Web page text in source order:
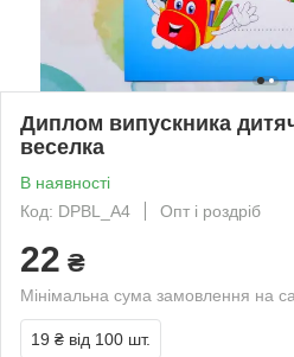
Диплом випускника
веселка
В наявності
Код: DPBL_A4
Опт і роздріб
22 ₴
Мінімальна сума замовлення на
19 ₴ від 100 шт.